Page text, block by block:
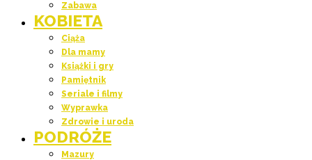
Zabawa
KOBIETA
Ciąża
Dla mamy
Książki i gry
Pamiętnik
Seriale i filmy
Wyprawka
Zdrowie i uroda
PODRÓŻE
Mazury